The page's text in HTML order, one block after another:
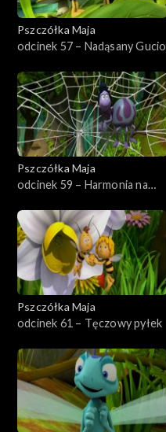
Pszczółka Maja
odcinek 57 – Nadąsany Gucio
Pszczółka Maja
odcinek 59 – Harmonia na
Pszczółka Maja
odcinek 61 – Tęczowy pyłek